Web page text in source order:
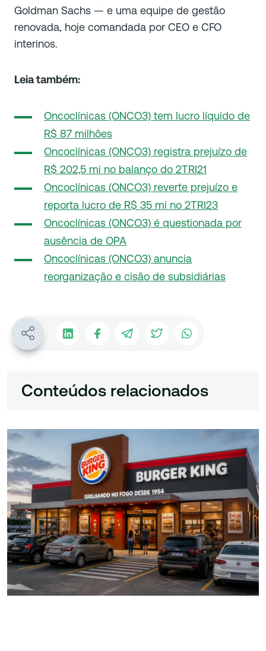
Goldman Sachs — e uma equipe de gestão
renovada, hoje comandada por CEO e CFO
interinos.
Leia também:
Oncoclínicas (ONCO3) tem lucro líquido de
R$ 87 milhões
Oncoclínicas (ONCO3) registra prejuízo de
R$ 202,5 mi no balanço do 2TRI21
Oncoclínicas (ONCO3) reverte prejuízo e
reporta lucro de R$ 35 mi no 2TRI23
Oncoclínicas (ONCO3) é questionada por
ausência de OPA
Oncoclínicas (ONCO3) anuncia
reorganização e cisão de subsidiárias
Conteúdos relacionados